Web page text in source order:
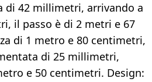
di 42 millimetri, arrivando a
il passo è di 2 metri e 67
di 1 metro e 80 centimetri,
di 25 millimetri,
e 50 centimetri. Design: